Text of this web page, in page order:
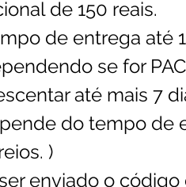
de 150 reais.
de entrega até
se for
até mais 7
do tempo de
)
enviado o